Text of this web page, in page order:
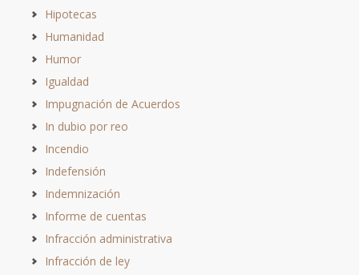
Hipotecas
Humanidad
Humor
Igualdad
Impugnación de Acuerdos
In dubio por reo
Incendio
Indefensión
Indemnización
Informe de cuentas
Infracción administrativa
Infracción de ley